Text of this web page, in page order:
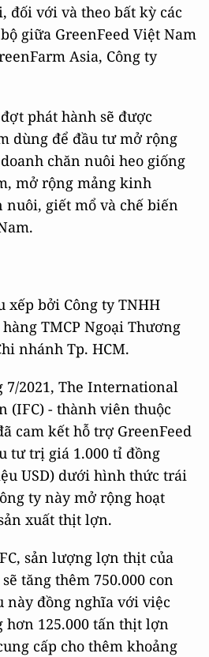
đối với và theo bất kỳ các
giữa GreenFeed Việt Nam
Asia, Công ty
phát hành sẽ được
dùng để đầu tư mở rộng
chăn nuôi heo giống
mở rộng mảng kinh
nuôi, giết mổ và chế biến
xếp bởi Công ty TNHH
TMCP Ngoại Thương
nhánh Tp. HCM.
7/2021, The International
(IFC) - thành viên thuộc
cam kết hỗ trợ GreenFeed
tư trị giá 1.000 tỉ đồng
USD) dưới hình thức trái
ty này mở rộng hoạt
xuất thịt lợn.
sản lượng lợn thịt của
tăng thêm 750.000 con
này đồng nghĩa với việc
hơn 125.000 tấn thịt lợn
cấp cho thêm khoảng